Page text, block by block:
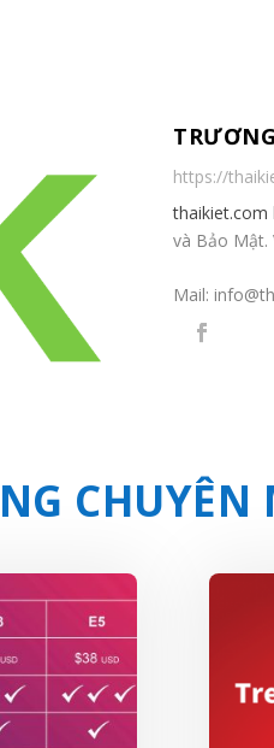
https://
thaikiet.com
và Bảo Mật.
Mail:
CHUYÊN